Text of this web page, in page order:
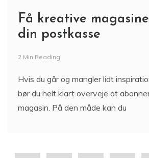
Få kreative
din postkasse
2 Min Reading
Hvis du går og mangler lidt
bør du helt klart overveje at
magasin. På den måde kan du